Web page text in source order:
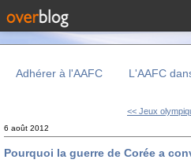
Adhérer à l'AAFC L'AAFC
<< Jeux
6 août 2012
Pourquoi la guerre de Corée a